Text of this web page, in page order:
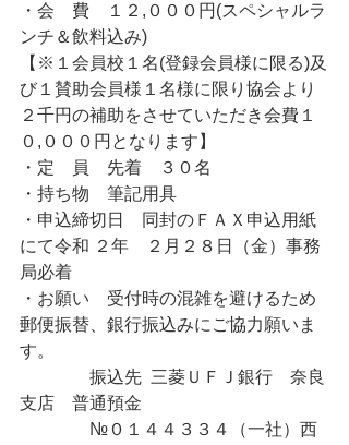
・会　費	１２,０００円(スペシャルラ
ンチ＆飲料込み)
【※１会員校１名(登録会員様に限る)及
び１賛助会員様１名様に限り協会より
２千円の補助をさせていただき会費１
０,０００円となります】
・定　員	先着　３０名
・持ち物　筆記用具
・申込締切日　同封のＦＡＸ申込用紙
にて令和 ２年　２月２８日（金）事務
局必着
・お願い　受付時の混雑を避けるため
郵便振替、銀行振込みにご協力願いま
す。
支店　普通預金